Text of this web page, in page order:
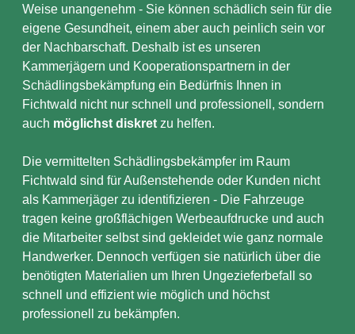
Weise unangenehm - Sie können schädlich sein für die
eigene Gesundheit, einem aber auch peinlich sein vor
der Nachbarschaft. Deshalb ist es unseren
Kammerjägern und Kooperationspartnern in der
Schädlingsbekämpfung ein Bedürfnis Ihnen in
Fichtwald nicht nur schnell und professionell, sondern
auch möglichst diskret zu helfen.
Die vermittelten Schädlingsbekämpfer im Raum
Fichtwald sind für Außenstehende oder Kunden nicht
als Kammerjäger zu identifizieren - Die Fahrzeuge
tragen keine großflächigen Werbeaufdrucke und auch
die Mitarbeiter selbst sind gekleidet wie ganz normale
Handwerker. Dennoch verfügen sie natürlich über die
benötigten Materialien um Ihren Ungezieferbefall so
schnell und effizient wie möglich und höchst
professionell zu bekämpfen.